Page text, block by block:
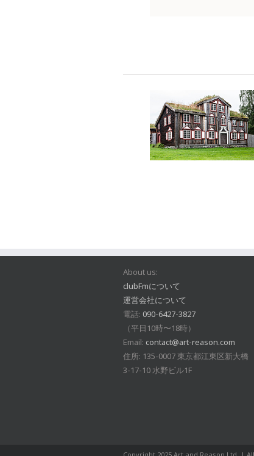
About us:
clubFmについて
運営会社について
電話: 090-6427-3827
（平日10時〜18時）
Email: contact@art-reason.com
住所: 135-0007 東京都江東区新大橋
3-17-10 水野ビル1F